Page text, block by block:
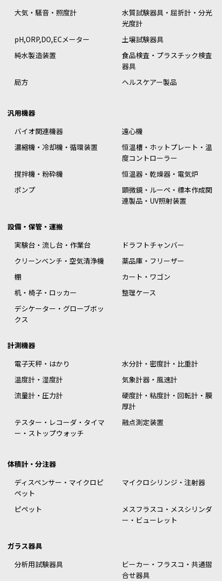
大気・騒音・照度計
水質試験器具・屈折計・分光
光度計
pH,ORP,DO,ECメーター
土壌試験器具
純水製造装置
食品検査・プラスチック検査
器具
局方
ヘルスケアー製品
汎用機器
バイオ関連機器
遠心機
濃縮機・冷却機・循環装置
恒温槽・ホットプレート・温
度コントローラー
撹拌機・粉砕機
恒温器・乾燥器・電気炉
ポンプ
顕微鏡・ルーペ・標本作成関
連製品・UV照射装置
設備・保管・運搬
実験台・流し台・作業台
ドラフトチャンバー
クリーンベンチ・空気清浄機
薬品庫・フリーザー
棚
カート・ワゴン
机・椅子・ロッカー
整理ケース
デシケーター・グローブボッ
クス
計測機器
電子天秤・はかり
水分計・密度計・比重計
温度計・湿度計
気象計器・風速計
流量計・圧力計
硬度計・粘度計・回転計・膜
厚計
テスター・レコーダ・タイマ
ー・ストップウォッチ
融点測定装置
体積計・分注器
ディスペンサー・マイクロピ
ペット
マイクロシリンジ・注射器
ピペット
メスフラスコ・メスシリンダ
ー・ビューレット
ガラス器具
分析用試験器具
ビーカー・フラスコ・共通摺
合せ器具